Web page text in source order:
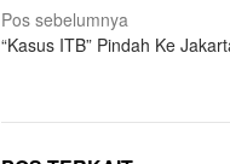
Navigasi
pos
Pos sebelumnya
“Kasus ITB” Pindah Ke